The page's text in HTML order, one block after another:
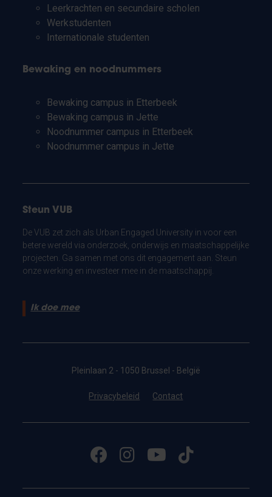
Leerkrachten en secundaire scholen
Werkstudenten
Internationale studenten
Bewaking en noodnummers
Bewaking campus in Etterbeek
Bewaking campus in Jette
Noodnummer campus in Etterbeek
Noodnummer campus in Jette
Steun VUB
De VUB zet zich als Urban Engaged University in voor een
betere wereld via onderzoek, onderwijs en maatschappelijke
projecten. Ga samen met ons dit engagement aan. Steun
onze werking en investeer mee in de maatschappij.
Ik doe mee
Pleinlaan 2 - 1050 Brussel - België
Privacybeleid Contact